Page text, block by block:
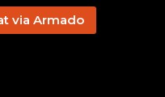
via Armado